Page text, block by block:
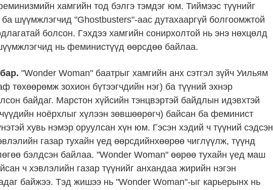
хамгийн тод бэлгэ тэмдэг юм. Тиймээс түүнийг
шүүмжлэгчид "Ghostbusters"-аас дутахааргүй болгоомжтой
болсон. Гэхдээ хамгийн сонирхолтой нь энэ нөхцөлд
нь феминистүүд өөрсдөө байлаа.
"Wonder Woman" баатрыг хамгийн анх сэтгэл зүйч Уильям
төхөөрөмж зохион бүтээгчдийн нэг) ба түүний эхнэр
байдаг. Марстон хүйсийн тэнцвэртэй байдлын идэвхтэй
ноёрхлыг хүлээн зөвшөөрөгч) байсан ба феминист
хувь нэмэр оруулсан хүн юм. Гэсэн хэдий ч түүний сэдсэн
газар тухайн үед өөрсдийнхөөрөө чиглүүлж, түүнд
бэлдсэн байлаа. "Wonder Woman" өөрөө тухайн үед маш
ч хэвлэлийн газар түүнийг анхандаа жирийн нэгэн
байжээ. Тэд жишээ нь "Wonder Woman"-ыг карьерынх нь